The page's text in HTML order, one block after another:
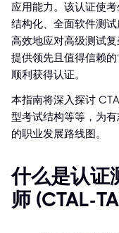
应用能力。该认证使
结构化、全面软件测
高效地应对高级测试复
提供领先且值得信赖
顺利获得认证。
本指南将深入探讨
型考试结构等等，为
的职业发展路线图。
什么是认证
师 (CTAL-